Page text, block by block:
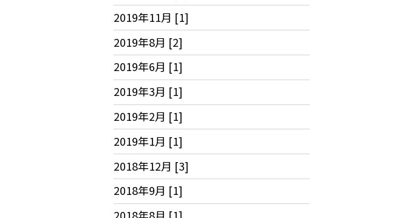
2019年11月 [1]
2019年8月 [2]
2019年6月 [1]
2019年3月 [1]
2019年2月 [1]
2019年1月 [1]
2018年12月 [3]
2018年9月 [1]